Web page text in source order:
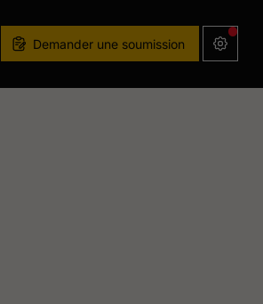
Demander une soumission